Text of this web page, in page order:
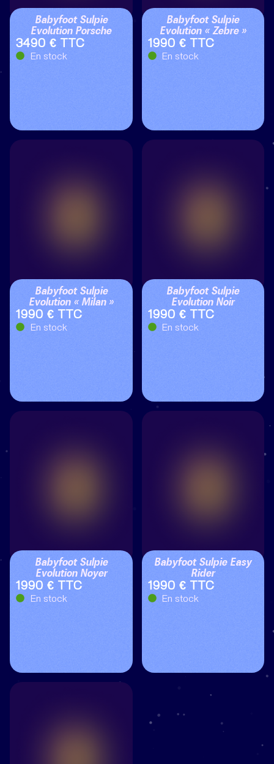
Babyfoot Sulpie
Evolution Porsche
3490 € TTC
En stock
Babyfoot Sulpie
Evolution « Zebre »
1990 € TTC
En stock
Babyfoot Sulpie
Evolution « Milan »
1990 € TTC
En stock
Babyfoot Sulpie
Evolution Noir
1990 € TTC
En stock
Babyfoot Sulpie
Evolution Noyer
1990 € TTC
En stock
Babyfoot Sulpie Easy
Rider
1990 € TTC
En stock